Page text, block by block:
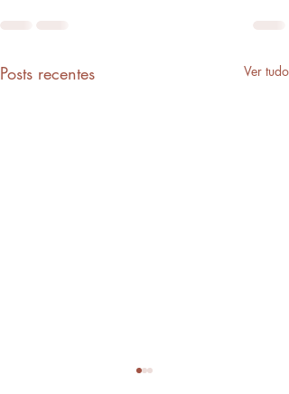
Posts recentes Ver tudo